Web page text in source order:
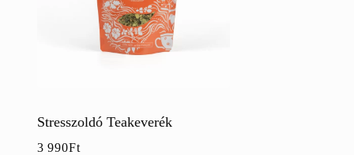
Stresszoldó Teakeverék
3 990Ft